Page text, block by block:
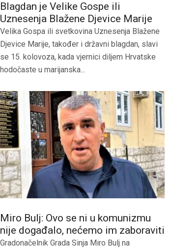
Blagdan je Velike Gospe ili
Uznesenja Blažene Djevice Marije
Velika Gospa ili svetkovina Uznesenja Blažene
Djevice Marije, također i državni blagdan, slavi
se 15. kolovoza, kada vjernici diljem Hrvatske
hodočaste u marijanska...
Miro Bulj: Ovo se ni u komunizmu
nije događalo, nećemo im zaboraviti
Gradonačelnik Grada Sinja Miro Bulj na